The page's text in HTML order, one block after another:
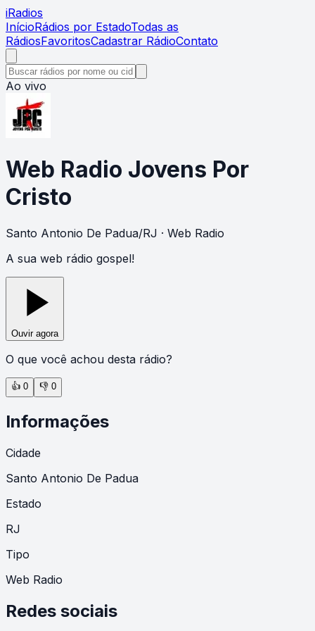
iRadios
InícioRádios por EstadoTodas as
RádiosFavoritosCadastrar RádioContato
Ao vivo
Web Radio Jovens Por
Cristo
Santo Antonio De Padua/RJ · Web Radio
A sua web rádio gospel!
Ouvir agora
O que você achou desta rádio?
👍 0 👎 0
Informações
Cidade
Santo Antonio De Padua
Estado
RJ
Tipo
Web Radio
Redes sociais